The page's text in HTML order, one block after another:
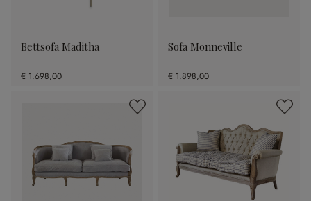
Bettsofa Maditha
€ 1.698,00
Sofa Monneville
€ 1.898,00